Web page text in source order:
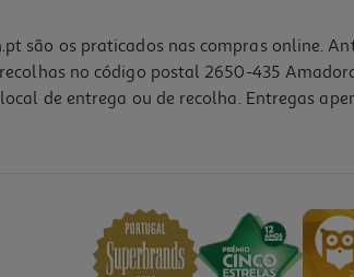
são os praticados nas compras online.
no código postal 2650-435
de entrega ou de recolha. Entregas